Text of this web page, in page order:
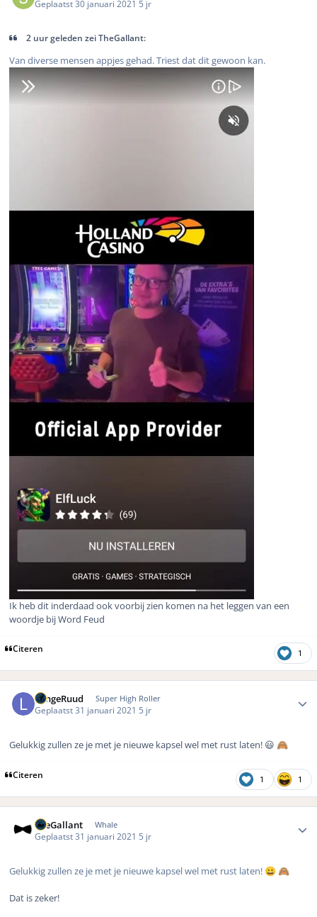
Geplaatst 30 januari 2021 5 jr
2 uur geleden zei TheGallant:
Van diverse mensen appjes gehad. Triest dat dit gewoon kan.
Ik heb dit inderdaad ook voorbij zien komen na het leggen van een
woordje bij Word Feud
Citeren 1
LangeRuud Super High Roller
Geplaatst 31 januari 2021 5 jr
Gelukkig zullen ze je met je nieuwe kapsel wel met rust laten! 😃 🙈
Citeren 1 1
TheGallant Whale
Geplaatst 31 januari 2021 5 jr
Gelukkig zullen ze je met je nieuwe kapsel wel met rust laten! 😀 🙈
Dat is zeker!